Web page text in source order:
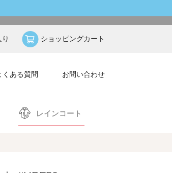
ショッピングカート
くある質問 お問い合わせ
レインコート